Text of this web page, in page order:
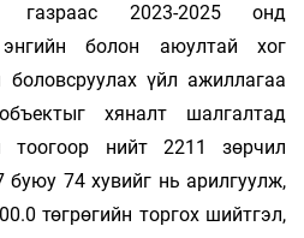
газраас 2023-2025 онд
болон аюултай хог
боловсруулах үйл ажиллагаа
хяналт шалгалтад
тоогоор нийт 2211 зөрчил
буюу 74 хувийг нь арилгуулж,
төгрөгийн торгох шийтгэл,